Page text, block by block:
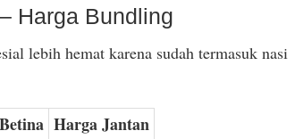
Harga Bundling
lebih hemat karena sudah termasuk nasi
Harga Jantan